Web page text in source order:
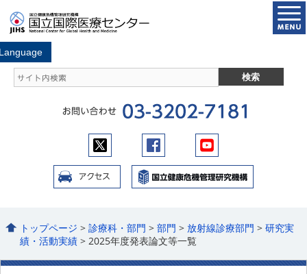
トップページ >診療科・部門 >部門 >放射線診療部門 >研究実
績・活動実績 > 2025年度発表論文等一覧